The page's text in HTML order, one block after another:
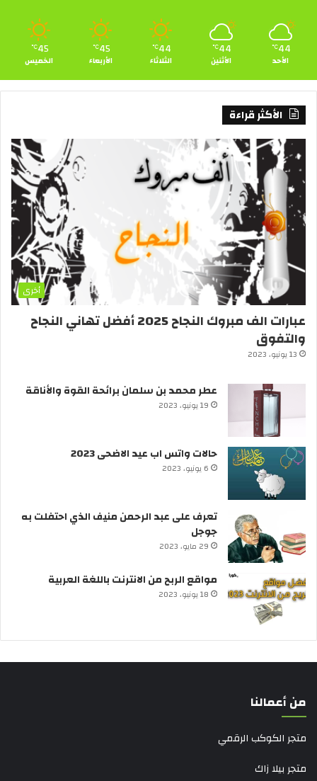
44
℃
الأحد
44
℃
الأثنين
44
℃
الثلاثاء
45
℃
الأربعاء
45
℃
الخميس
الأكثر قراءة
أخرى
عبارات الف مبروك النجاح 2025 أفضل تهاني النجاح
والتفوق
13 يونيو، 2023
عطر محمد بن سلمان برائحة القوة والأناقة
19 يونيو، 2023
حالات واتس اب عيد الاضحى 2023
6 يونيو، 2023
تعرف على عبد الرحمن منيف الذي احتفلت به
جوجل
29 مايو، 2023
مواقع الربح من الانترنت باللغة العربية
18 يونيو، 2023
من أعمالنا
متجر الكوكب الرقمي
متجر بيلا زاك